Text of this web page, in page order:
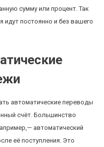
сумму или процент. Так
идут постоянно и без вашего
автоматические переводы
счёт. Большинство
автоматический
её поступления. Это